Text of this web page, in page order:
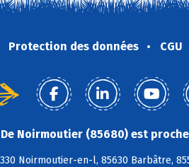
Protection des données CGU
Noirmoutier (85680) est
Noirmoutier-en-l, 85630 Barbâtre,